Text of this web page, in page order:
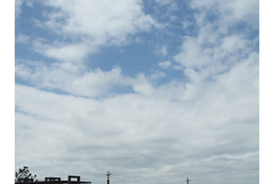
풍이 아름답게 질때 다시가고 싶은 캠핑장입니다. 제가 너무 바쁘다보니
이제서 소개하네요.. 아이들이 집에 가기 싫어 할정도로...또가고 싶은~
가평또올래캠핑장 소개합니다!!! *** 캠핑장 포스팅에..